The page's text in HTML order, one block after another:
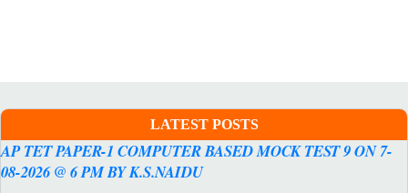
LATEST POSTS
AP TET PAPER-1 COMPUTER BASED MOCK TEST 9 ON 7-
08-2026 @ 6 PM BY K.S.NAIDU